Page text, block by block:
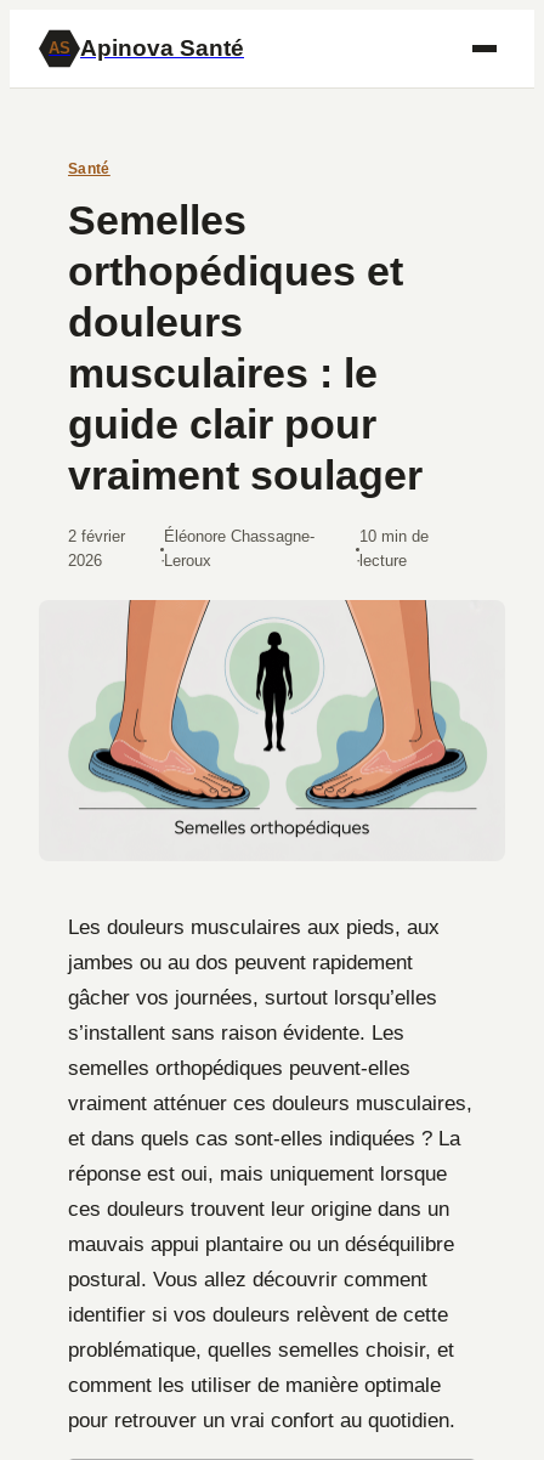
AS Apinova Santé
Santé
Semelles
orthopédiques et
douleurs
musculaires : le
guide clair pour
vraiment soulager
2 février
2026
·
Éléonore Chassagne-
Leroux
·
10 min de
lecture
Les douleurs musculaires aux pieds, aux
jambes ou au dos peuvent rapidement
gâcher vos journées, surtout lorsqu’elles
s’installent sans raison évidente. Les
semelles orthopédiques peuvent-elles
vraiment atténuer ces douleurs musculaires,
et dans quels cas sont-elles indiquées ? La
réponse est oui, mais uniquement lorsque
ces douleurs trouvent leur origine dans un
mauvais appui plantaire ou un déséquilibre
postural. Vous allez découvrir comment
identifier si vos douleurs relèvent de cette
problématique, quelles semelles choisir, et
comment les utiliser de manière optimale
pour retrouver un vrai confort au quotidien.